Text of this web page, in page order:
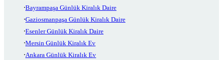
Bayrampaşa Günlük Kiralık Daire
Gaziosmanpaşa Günlük Kiralık Daire
Esenler Günlük Kiralık Daire
Mersin Günlük Kiralık Ev
Ankara Günlük Kiralık Ev